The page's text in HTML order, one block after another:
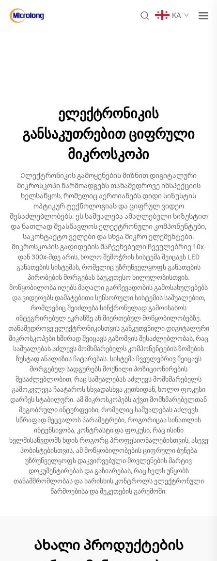
KA
ელექტრონიკის
განსაკუთრებით ციფრული
მიკროსკოპი
Ელექტრონიკის გამოყენების მიზნით დიგიტალური
მიკროსკოპი წარმოადგენს თანამედროვე ინსპექციის
ხელსაწყოს, რომელიც აერთიანებს დიდი სიზუსტის
ოპტიკურ ტექნოლოგიას და ციფრულ ვიდეო
შესაძლებლობებს. ეს საშუალება ამაღლებული სიზუსტით
და ნათლად შეასწავლოს ელექტრონული კომპონენტები,
საკონტაქტო ველები და სხვა მიკრო ელემენტები.
მიკროსკოპის გადიდების მაჩვენებელი ჩვეულებრივ 10x-
დან 300x-მდე არის, ხოლო შემოჭრის სისტემა შეიცავს LED
განათების სისტემას, რომელიც უზრუნველყოფს განათების
პირობების მორგებას საუკეთესო ხილულობისთვის.
მოწყობილობა იღებს მაღალი გარჩევადობის გამოსახულებებს
და ვიდეოებს დამატებითი სენსორული სისტემის საშუალებით,
რომლებიც შეიძლება სინქრონულად გამოისახოს
ინტეგრირებულ ეკრანზე ან მიერთებულ მოწყობილობებზე.
თანამედროვე ელექტრონიკისთვის განკუთვნილი დიგიტალური
მიკროსკოპები ხშირად შეიცავს გაზომვის შესაძლებლობას, რაც
საშუალებას აძლევს მომხმარებელს კომპონენტების ზომების
ზუსტად ანალიზის ჩატარებას. სისტემა ჩვეულებრივ შეიცავს
მორგებულ სადგურებს მოქნილი პოზიციონირების
შესაძლებლობით, რაც საშუალებას აძლევს მომხმარებელს
გამოკვლევა ჩაატაროს სხვადასხვა კუთხიდან, ხოლო ფოკუსი
დარჩეს სტაბილური. ამ მიკროსკოპებს აქვთ მომხმარებელთან
მეგობრული ინტერფეისი, რომელიც საშუალებას აძლევს
სწრაფად შეცვალოს პარამეტრები, როგორიცაა სინათლის
ინტენსივობა, კონტრასტი და ფოკუსი, რაც ისინი
ხელმისაწვდომს ხდის როგორც პროფესიონალებისთვის, ასევე
ჰობისტებისთვის. ამ მოწყობილობების ციფრული ბუნება
უზრუნველყოფს დაკვირვებული მოვლენების მარტივ
დოკუმენტირებას და გაზიარებას, რაც ხელს უწყობს
თანამშრომლობას და ხარისხის კონტროლს ელექტრონული
წარმოებისა და შეკეთების გარემოში.
Ახალი პროდუქტების